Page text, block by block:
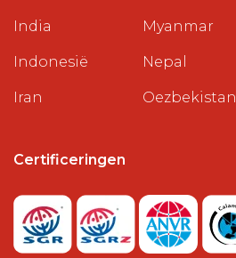
India
Indonesië
Iran
Myanmar
Nepal
Oezbekistan
Certificeringen